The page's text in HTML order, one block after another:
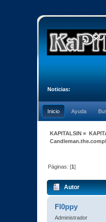
Noticias:
Inicio Ayuda
KAPITALSIN »
Páginas: [1]
Autor
Fl0ppy
Administrador